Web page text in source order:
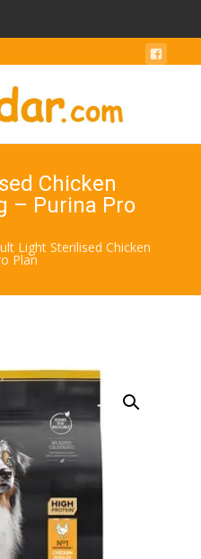
Chicken
– Purina Pro
Light Sterilised Chicken
Plan